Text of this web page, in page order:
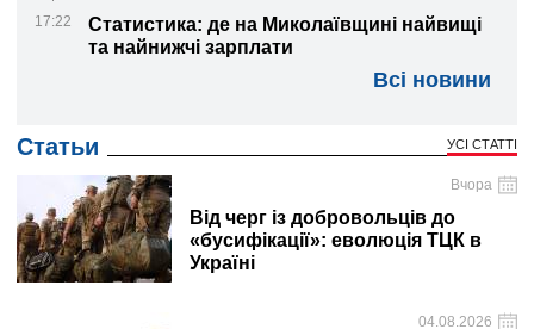
17:22
Статистика: де на Миколаївщині найвищі
та найнижчі зарплати
Всі новини
Статьи УСІ СТАТТІ
Вчора
Від черг із добровольців до
«бусифікації»: еволюція ТЦК в
Україні
04.08.2026